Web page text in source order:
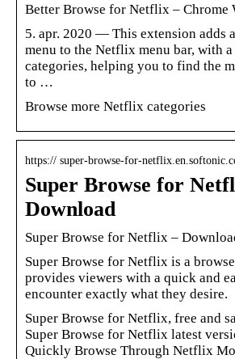
Better Browse for Netflix – Chrome
5. apr. 2020 — This extension adds
menu to the Netflix menu bar, with
categories, helping you to find the
to …
Browse more Netflix categories
https:// super-browse-for-
Super Browse for
Download
Super Browse for Netflix –
Super Browse for Netflix is a
provides viewers with a quick and
encounter exactly what they desire.
Super Browse for Netflix, free and
Super Browse for Netflix latest
Quickly Browse Through Netflix